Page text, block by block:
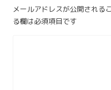
メールアドレスが公開される
る欄は必須項目です